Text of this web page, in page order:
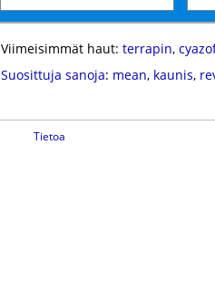
Viimeisimmät haut: terrapin,
Suosittuja sanoja: mean, kaunis,
Tietoa